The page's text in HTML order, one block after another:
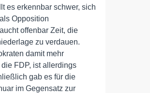
es erkennbar schwer, sich
Opposition
offenbar Zeit, die
zu verdauen.
damit mehr
FDP, ist allerdings
gab es für die
im Gegensatz zur